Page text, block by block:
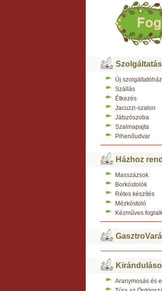
Új
Szállás
Étkezés
Jacuzzi-szalon
Játszószoba
Szalmapajta
Pihenőudvar
Házhoz
Masszázsok
Borkóstolók
Rétes készítés
Mézkóstoló
Kézműves
Aranymosás és